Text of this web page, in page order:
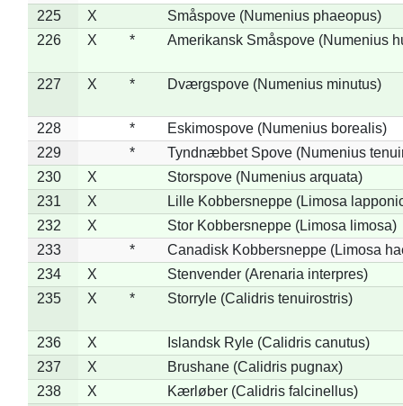
225
X
Småspove (Numenius phaeopus)
226
X * Amerikansk Småspove (Numenius
227 X * Dværgspove (Numenius minutus)
228 *
Eskimospove (Numenius borealis)
229
*
Tyndnæbbet Spove (Numenius
230
X
Storspove (Numenius arquata)
231
X
Lille Kobbersneppe (Limosa
232
X
Stor Kobbersneppe (Limosa limosa)
233
*
Canadisk Kobbersneppe (Limosa
234
X
Stenvender (Arenaria interpres)
235
X * Storryle (Calidris tenuirostris)
236 X
Islandsk Ryle (Calidris canutus)
237
X
Brushane (Calidris pugnax)
238
X
Kærløber (Calidris falcinellus)